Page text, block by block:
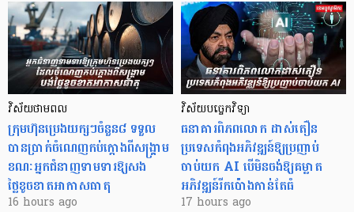
វិស័យថាមពល
ក្រុមហ៊ុនប្រេងយក្សៗចំនួន៨ ទទួល
បានប្រាក់ចំណេញកប់ក្តោងពីសង្គ្រាម
ខណៈអ្នកជំនាញទាមទារឱ្យសង
ថ្លៃខូចខាតអាកាសធាតុ
16 hours ago
វិស័យបច្ចេកវិទ្យា
ធនាគារពិភពលោក ដាស់តឿន
ប្រទេសកំពុងអភិវឌ្ឍន៍ឱ្យប្រញាប់
ចាប់យក AI បើមិនចង់ឱ្យគម្លាត
អភិវឌ្ឍន៍រីកប៉ោងកាន់តែធំ
17 hours ago